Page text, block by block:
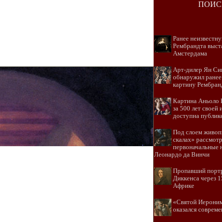
Ранее
Рембрандта
Амстердама
Арт-дилер Ян
обнаружил
картину
Картина Аньоло
за 500 лет своей
доступна
Под слоем
скалах»
первоначальные
Леонардо да Винчи
Пропавший
Диккенса через
Африке
«Святой
оказался